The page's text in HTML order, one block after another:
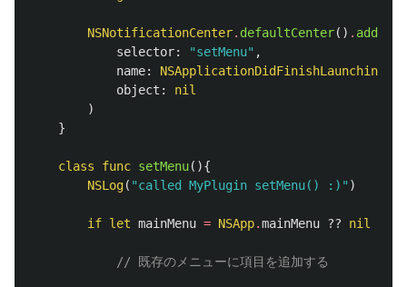
NSNotificationCenter. defaultCenter() .
selector: "setMenu" ,
name:
object :
nil
)
}
class func setMenu(){
NSLog( "called MyPlugin setMenu() :)" )
if let mainMenu = NSApp.mainMenu ?? nil
// 既存のメニューに項目を追加する